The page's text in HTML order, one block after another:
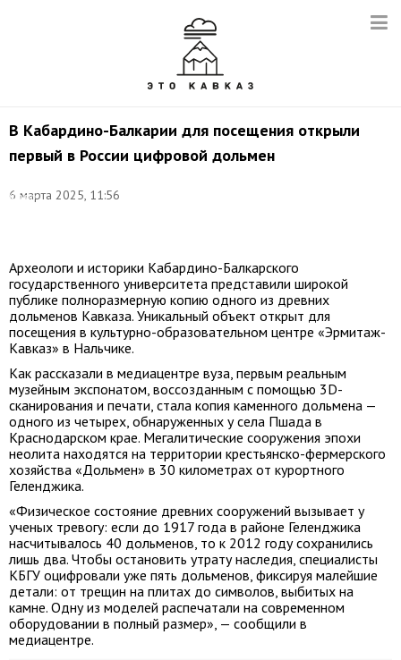
В Кабардино-Балкарии для посещения открыли
первый в России цифровой дольмен
6 марта 2025, 11:56
Фото:
Археологи и историки Кабардино-Балкарского
государственного университета представили широкой
публике полноразмерную копию одного из древних
дольменов Кавказа. Уникальный объект открыт для
посещения в культурно-образовательном центре «Эрмитаж-
Кавказ» в Нальчике.
Как рассказали в медиацентре вуза, первым реальным
музейным экспонатом, воссозданным с помощью 3D-
сканирования и печати, стала копия каменного дольмена —
одного из четырех, обнаруженных у села Пшада в
Краснодарском крае. Мегалитические сооружения эпохи
неолита находятся на территории крестьянско-фермерского
хозяйства «Дольмен» в 30 километрах от курортного
Геленджика.
«Физическое состояние древних сооружений вызывает у
ученых тревогу: если до 1917 года в районе Геленджика
насчитывалось 40 дольменов, то к 2012 году сохранились
лишь два. Чтобы остановить утрату наследия, специалисты
КБГУ оцифровали уже пять дольменов, фиксируя малейшие
детали: от трещин на плитах до символов, выбитых на
камне. Одну из моделей распечатали на современном
оборудовании в полный размер», — сообщили в
медиацентре.